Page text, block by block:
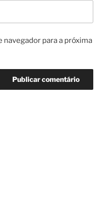
navegador para a próxima